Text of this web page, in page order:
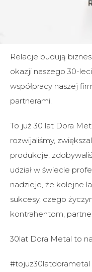
Relacje budują
okazji naszego 30-
współpracy naszej
partnerami.
To już 30 lat Dora
rozwijaliśmy,
produkcje,
udział w świecie
nadzieje, że kolejne
sukcesy, czego
kontrahentom,
30lat Dora Metal to